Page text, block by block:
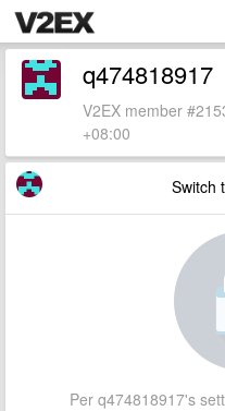
q474818917
V2EX member
+08:00
Switch
Per q474818917's